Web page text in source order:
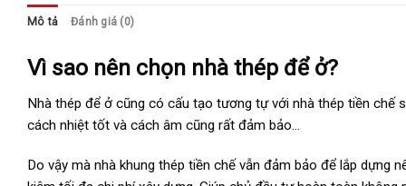
Mô tả Đánh giá (0)
Vì sao nên chọn nhà thép để ở?
Nhà thép để ở cũng có cấu tạo tương tự với nhà thép tiền chế
cách nhiệt tốt và cách âm cũng rất đảm bảo…
Do vậy mà nhà khung thép tiền chế vẫn đảm bảo để lắp dựng